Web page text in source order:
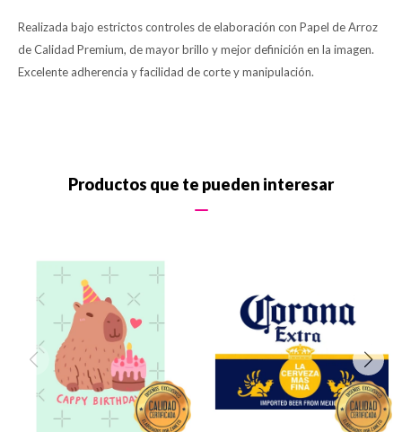
Realizada bajo estrictos controles de elaboración con Papel de Arroz
de Calidad Premium, de mayor brillo y mejor definición en la imagen.
Excelente adherencia y facilidad de corte y manipulación.
Productos que te pueden interesar